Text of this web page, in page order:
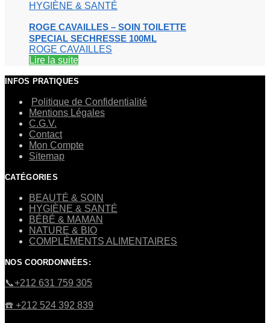
HYGIÈNE & SANTÉ
ROGE CAVAILLES – SOIN TOILETTE
SPECIAL SECHRESSE 100ML
ROGE CAVAILLES
Lire la suite
INFOS PRATIQUES
Politique de Confidentialité
Mentions Légales
C.G.V.
Contact
Mon Compte
Sitemap
CATÉGORIES
BEAUTÉ & SOIN
HYGIÈNE & SANTÉ
BÉBÉ & MAMAN
NATURE & BIO
COMPLÉMENTS ALIMENTAIRES
NOS COORDONNÉES:
​📞+212 631 759 305
☎️​ +212 524 392 839